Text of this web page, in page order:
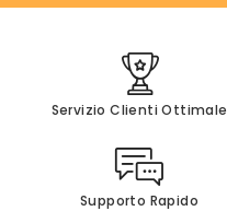
Servizio Clienti Ottimale
Supporto Rapido